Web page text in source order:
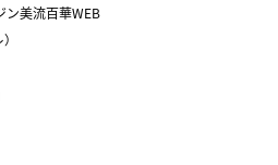
ホワイトデー
ン美流百華WEB